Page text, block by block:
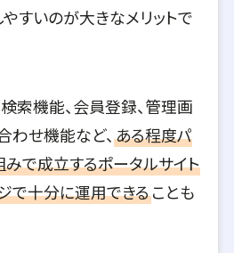
すいのが大きなメリットで
索機能、会員登録、管理画
わせ機能など、 ある程度パ
で成立するポータルサイト
で十分に運用できることも